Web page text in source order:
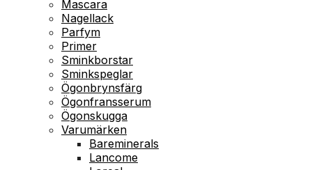
Mascara
Nagellack
Parfym
Primer
Sminkborstar
Sminkspeglar
Ögonbrynsfärg
Ögonfransserum
Ögonskugga
Varumärken
Bareminerals
Lancome